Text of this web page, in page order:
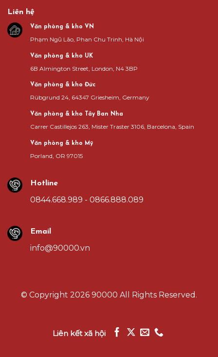
Liên hệ
Văn phòng & kho VN
Phạm Ngũ Lão, Phan Chu Trinh, Hà Nội
Văn phòng & kho UK
6B Almington Street, London, N4 3BP
Văn phòng & kho Đức
Rübgrund 24, 64347 Griesheim, Germany
Văn phòng & kho Tây Ban Nha
Carrer Castillejos 263, Mister Traster 3106, Barcelona, Spain
Văn phòng & kho Mỹ
Porland, OR 97015
Hotline
0844.668.989 - 0866.888.089
Email
info@90000.vn
© Copyright 2026 90000 All Rights Reserved.
Liên kết xã hội